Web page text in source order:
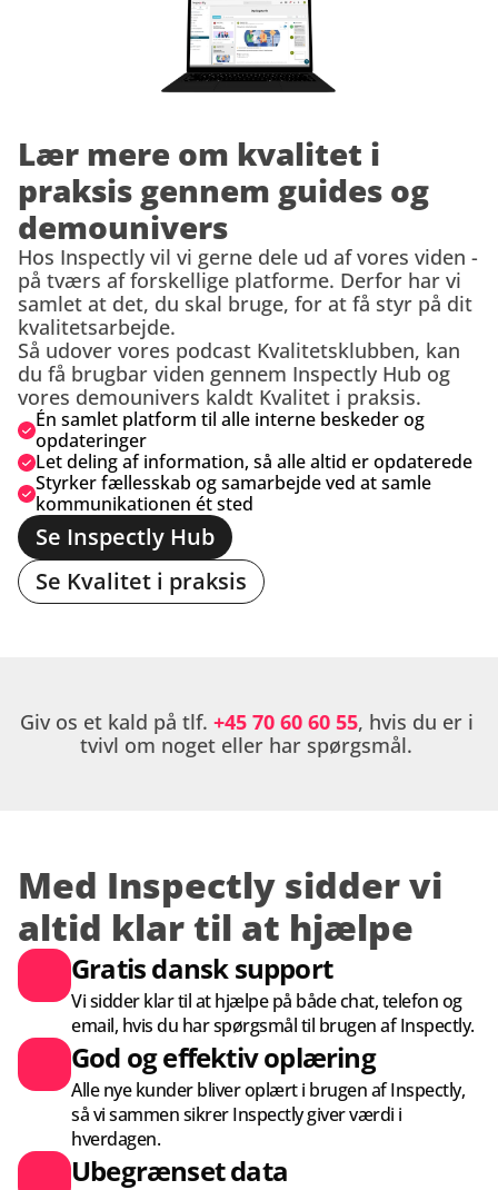
Lær mere om kvalitet i
praksis gennem guides og
demounivers
Hos Inspectly vil vi gerne dele ud af vores viden -
på tværs af forskellige platforme. Derfor har vi
samlet at det, du skal bruge, for at få styr på dit
kvalitetsarbejde.
Så udover vores podcast Kvalitetsklubben, kan
du få brugbar viden gennem Inspectly Hub og
vores demounivers kaldt Kvalitet i praksis.
Én samlet platform til alle interne beskeder og
opdateringer
Let deling af information, så alle altid er opdaterede
Styrker fællesskab og samarbejde ved at samle
kommunikationen ét sted
Se Inspectly Hub
Se Kvalitet i praksis
Giv os et kald på tlf. +45 70 60 60 55, hvis du er i
tvivl om noget eller har spørgsmål.
Med Inspectly sidder vi
altid klar til at hjælpe
Gratis dansk support
Vi sidder klar til at hjælpe på både chat, telefon og
email, hvis du har spørgsmål til brugen af Inspectly.
God og effektiv oplæring
Alle nye kunder bliver oplært i brugen af Inspectly,
så vi sammen sikrer Inspectly giver værdi i
hverdagen.
Ubegrænset data